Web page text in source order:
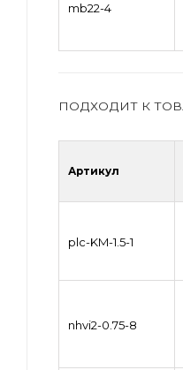
mb22-4
ПОДХОДИТ К
Артикул
plc-KM-1.5-1
nhvi2-0.75-8